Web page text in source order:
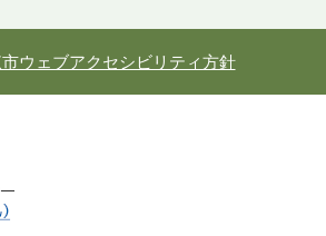
ウェブアクセシビリティ方針